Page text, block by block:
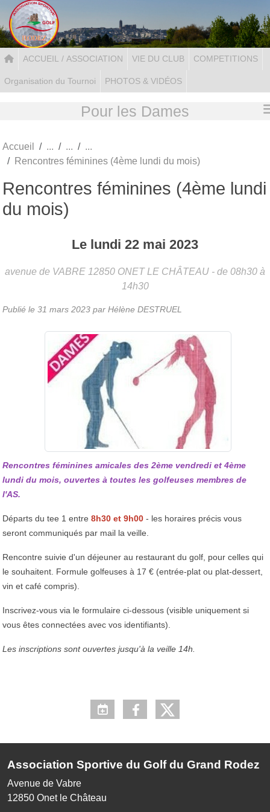
ACCUEIL / ASSOCIATION VIE DU CLUB COMPETITIONS
Organisation du Tournoi PHOTOS & VIDÉOS
Pour les Dames
Accueil
Rencontres féminines (4ème lundi du mois)
Rencontres féminines (4ème lundi
du mois)
Le lundi 22 mai 2023
avenue de VABRE 12850 ONET LE CHÂTEAU - de 08h30 à
14h30
Publié le 31 mars 2023 par Hélène DESTRUEL
Rencontres féminines amicales des 2ème vendredi et 4ème
lundi du mois, ouvertes à toutes les golfeuses membres de
l'AS.
Départs du tee 1 entre 8h30 et 9h00 - les horaires précis vous
seront communiqués par mail la veille.
Rencontre suivie d'un déjeuner au restaurant du golf, pour celles qui
le souhaitent. Formule golfeuses à 17 € (entrée-plat ou plat-dessert,
vin et café compris).
Inscrivez-vous via le formulaire ci-dessous (visible uniquement si
vous êtes connectées avec vos identifiants).
Les inscriptions sont ouvertes jusqu'à la veille 14h.
Association Sportive du Golf du Grand Rodez
Avenue de Vabre
12850 Onet le Château
Panneau de gestion des cookies